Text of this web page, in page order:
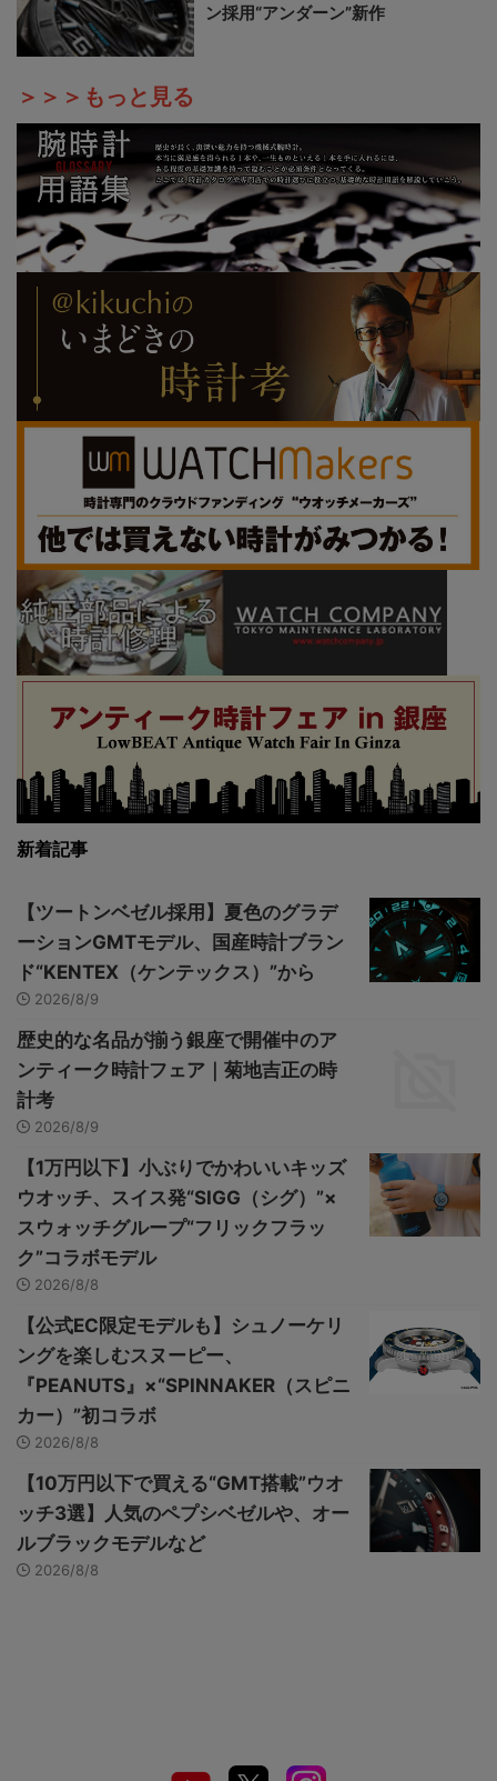
ン採用“アンダーン”新作
＞＞＞もっと見る
新着記事
【ツートンベゼル採用】夏色のグラデ
ーションGMTモデル、国産時計ブラン
ド“KENTEX（ケンテックス）”から
2026/8/9
歴史的な名品が揃う銀座で開催中のア
ンティーク時計フェア｜菊地吉正の時
計考
2026/8/9
【1万円以下】小ぶりでかわいいキッズ
ウオッチ、スイス発“SIGG（シグ）”×
スウォッチグループ“フリックフラッ
ク”コラボモデル
2026/8/8
【公式EC限定モデルも】シュノーケリ
ングを楽しむスヌーピー、
『PEANUTS』×“SPINNAKER（スピニ
カー）”初コラボ
2026/8/8
【10万円以下で買える“GMT搭載”ウオ
ッチ3選】人気のペプシベゼルや、オー
ルブラックモデルなど
2026/8/8